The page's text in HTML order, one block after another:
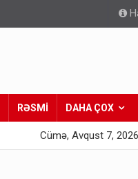
RƏSMİ DAHA ÇOX
Cümə, Avqust 7, 2026